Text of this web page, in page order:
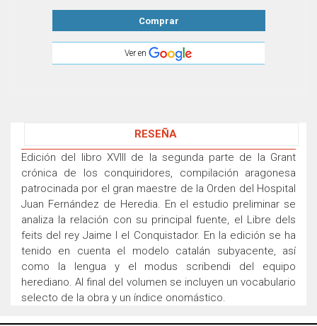
Comprar
Ver en
RESEÑA
Edición del libro XVIII de la segunda parte de la Grant
crónica de los conquiridores, compilación aragonesa
patrocinada por el gran maestre de la Orden del Hospital
Juan Fernández de Heredia. En el estudio preliminar se
analiza la relación con su principal fuente, el Libre dels
feits del rey Jaime I el Conquistador. En la edición se ha
tenido en cuenta el modelo catalán subyacente, así
como la lengua y el modus scribendi del equipo
herediano. Al final del volumen se incluyen un vocabulario
selecto de la obra y un índice onomástico.